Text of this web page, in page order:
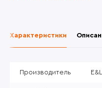
Характеристики
Производитель